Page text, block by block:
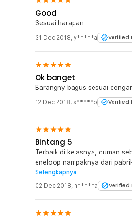
Good
Sesuai harapan
31 Dec 2018, y*****a Verified
Ok banget
Barangny bagus sesuai
12 Dec 2018, s*****o Verified
Bintang 5
Terbaik di kelasnya, cuman
eneloop nampaknya dari
Pengalaman baru beli
sampe 2700 mungkin dari pabrikan hnya charge
perusahaan baterai Enelong
Selengkapnya
02 Dec 2018, h*****a Verified